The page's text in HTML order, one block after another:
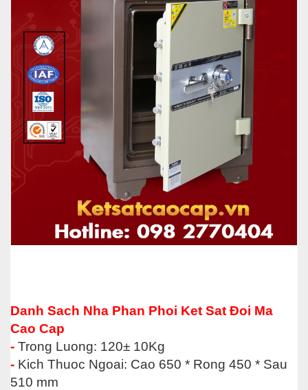
Danh Sach Nha Phan Phoi Ket Sat Đoi Ma
Cao Cap
- Trong Luong: 120± 10Kg
- Kich Thuoc Ngoai: Cao 650 * Rong 450 * Sau
510 mm